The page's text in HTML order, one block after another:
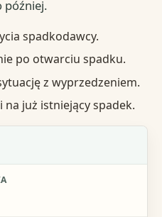
później.
spadkodawcy.
po otwarciu spadku.
z wyprzedzeniem.
na już istniejący spadek.